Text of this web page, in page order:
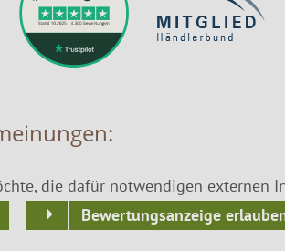
die dafür notwendigen externen
Bewertungsanzeige